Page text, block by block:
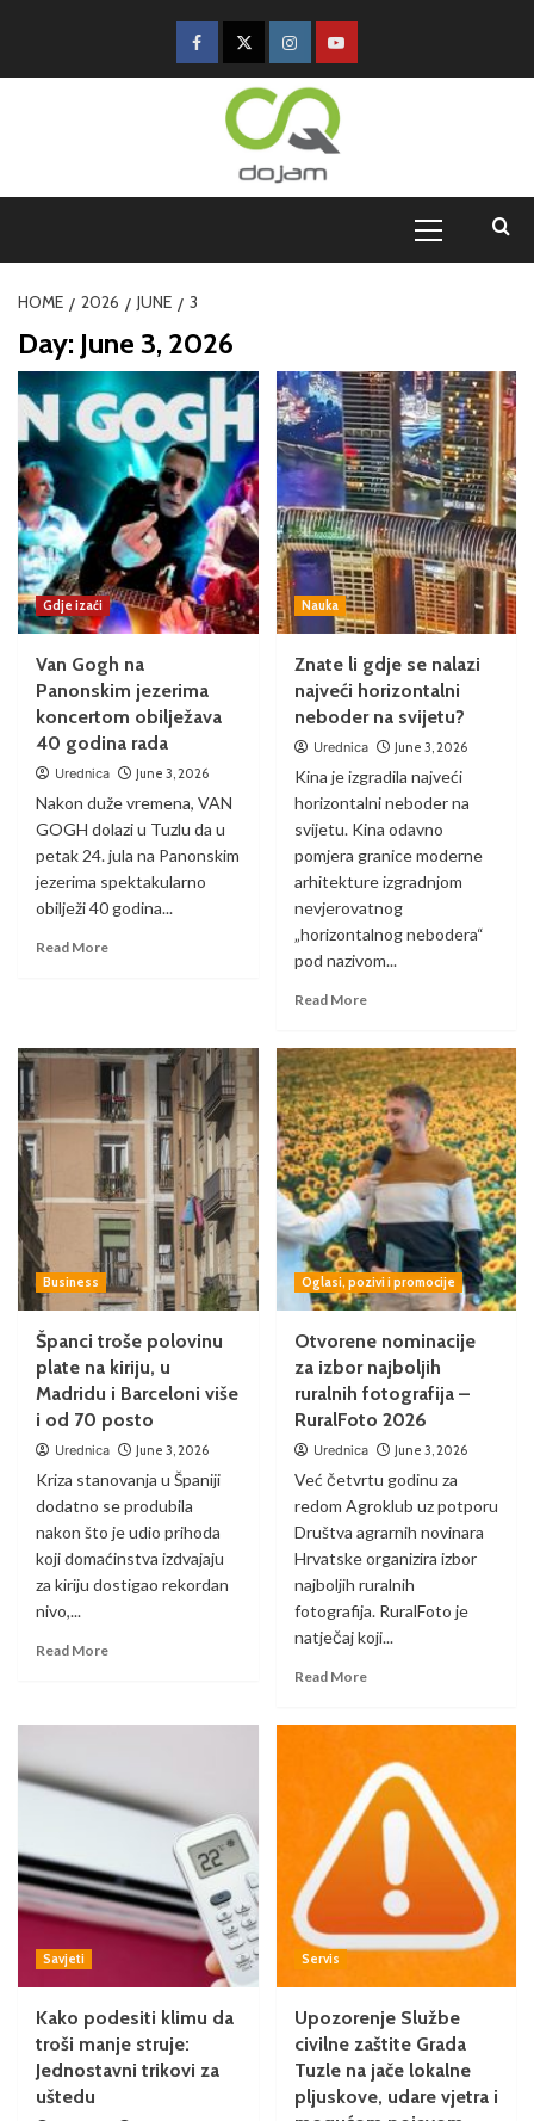
HOME 2026 JUNE 3
Day: June 3, 2026
Gdje izaći
Van Gogh na
Panonskim jezerima
koncertom obilježava
40 godina rada
Urednica June 3, 2026
Nakon duže vremena, VAN
GOGH dolazi u Tuzlu da u
petak 24. jula na Panonskim
jezerima spektakularno
obilježi 40 godina...
Read More
Nauka
Znate li gdje se nalazi
najveći horizontalni
neboder na svijetu?
Urednica June 3, 2026
Kina je izgradila najveći
horizontalni neboder na
svijetu. Kina odavno
pomjera granice moderne
arhitekture izgradnjom
nevjerovatnog
„horizontalnog nebodera“
pod nazivom...
Read More
Business
Španci troše polovinu
plate na kiriju, u
Madridu i Barceloni više
i od 70 posto
Urednica June 3, 2026
Kriza stanovanja u Španiji
dodatno se produbila
nakon što je udio prihoda
koji domaćinstva izdvajaju
za kiriju dostigao rekordan
nivo,...
Read More
Oglasi, pozivi i promocije
Otvorene nominacije
za izbor najboljih
ruralnih fotografija –
RuralFoto 2026
Urednica June 3, 2026
Već četvrtu godinu za
redom Agroklub uz potporu
Društva agrarnih novinara
Hrvatske organizira izbor
najboljih ruralnih
fotografija. RuralFoto je
natječaj koji...
Read More
Savjeti
Kako podesiti klimu da
troši manje struje:
Jednostavni trikovi za
uštedu
Servis
Upozorenje Službe
civilne zaštite Grada
Tuzle na jače lokalne
pljuskove, udare vjetra i